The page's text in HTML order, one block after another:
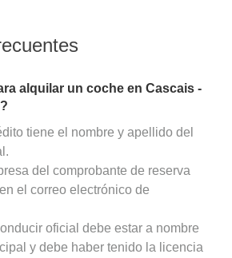
alquilar un coche en Cascais -
tiene el nombre y apellido del
del comprobante de reserva
el correo electrónico de
oficial debe estar a nombre
y debe haber tenido la licencia